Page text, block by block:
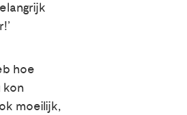
hoe
kon
moeilijk,